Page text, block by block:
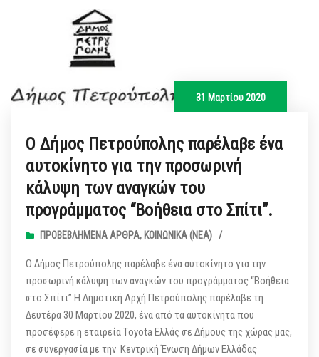
31 Μαρτίου 2020
Ο Δήμος Πετρούπολης παρέλαβε ένα
αυτοκίνητο για την προσωρινή
κάλυψη των αναγκών του
προγράμματος “Βοήθεια στο Σπίτι”.
ΠΡΟΒΕΒΛΗΜΈΝΑ ΆΡΘΡΑ, ΚΟΙΝΩΝΙΚΆ (ΝΕΑ) /
Ο Δήμος Πετρούπολης παρέλαβε ένα αυτοκίνητο για την
προσωρινή κάλυψη των αναγκών του προγράμματος “Βοήθεια
στο Σπίτι” Η Δημοτική Αρχή Πετρούπολης παρέλαβε τη
Δευτέρα 30 Μαρτίου 2020, ένα από τα αυτοκίνητα που
προσέφερε η εταιρεία Τoyota Ελλάς σε Δήμους της χώρας μας,
σε συνεργασία με την Κεντρική Ένωση Δήμων Ελλάδας